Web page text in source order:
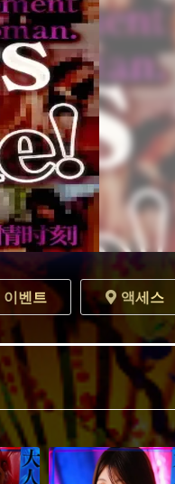
이벤트 액세스